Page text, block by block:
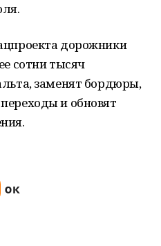
дорожники
сотни тысяч
заменят бордюры,
и обновят